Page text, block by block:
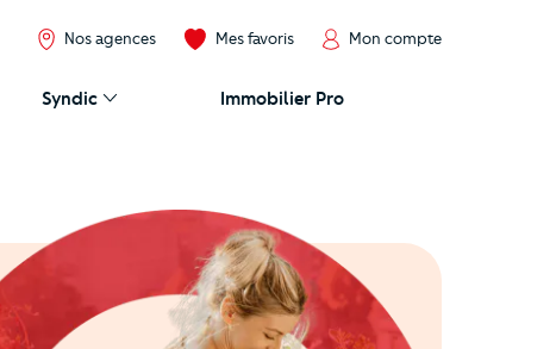
Nos agences Mes favoris Mon compte
Syndic Immobilier Pro